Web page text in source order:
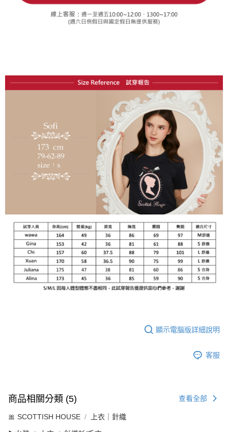
顯示電腦版詳細說明
客服
商品相關分類 (5) 查看全部
🎀 SCOTTISH HOUSE 上衣｜針織